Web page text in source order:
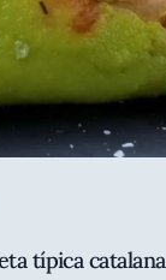
típica catalana